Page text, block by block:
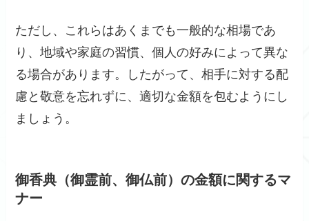
ただし、これらはあくまでも一般的な相場であ
り、地域や家庭の習慣、個人の好みによって異な
る場合があります。したがって、相手に対する配
慮と敬意を忘れずに、適切な金額を包むようにし
ましょう。
御香典（御霊前、御仏前）の金額に関するマ
ナー